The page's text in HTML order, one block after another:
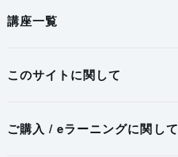
講座一覧
このサイトに関して
ご購入 / eラーニングに関して